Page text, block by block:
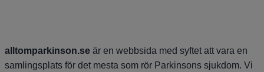
alltomparkinson.se är en webbsida med syftet att vara en
samlingsplats för det mesta som rör Parkinsons sjukdom. Vi